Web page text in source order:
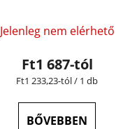
Jelenleg nem elérhető
Ft1 687-tól
Egységár:
Ft1 233,23-tól / 1 db
BŐVEBBEN